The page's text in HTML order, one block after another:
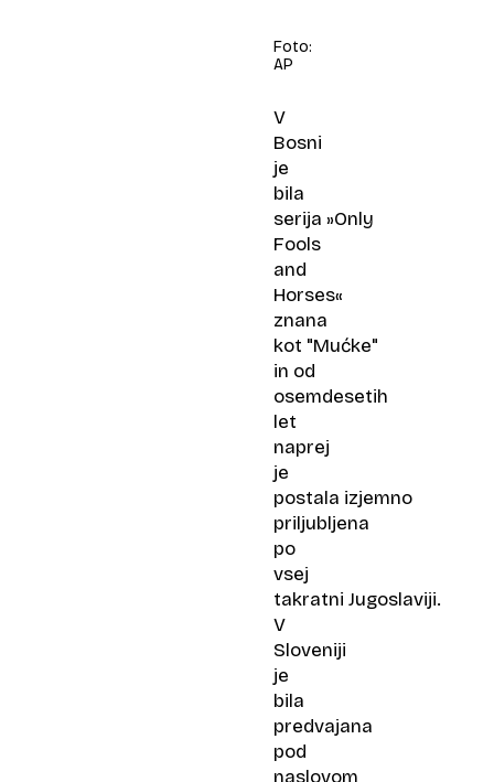
Foto:
AP
V
Bosni
je
bila
serija »Only
Fools
and
Horses«
znana
kot "Mućke"
in od
osemdesetih
let
naprej
je
postala izjemno
priljubljena
po
vsej
takratni Jugoslaviji.
V
Sloveniji
je
bila
predvajana
pod
naslovom